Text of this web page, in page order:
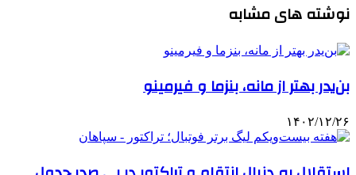
نوشته های مشابه
بن‌یدر بهتر از مانه، بنزما و فیرمینو
۱۴۰۲/۱۲/۲۶